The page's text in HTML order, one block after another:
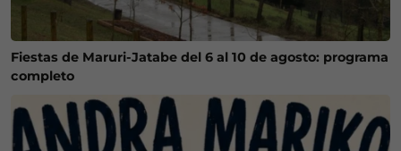
Fiestas de Maruri-Jatabe del 6 al 10 de agosto: programa
completo